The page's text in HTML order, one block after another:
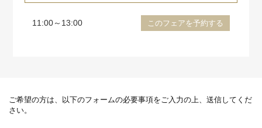
11:00～13:00 このフェアを予約する